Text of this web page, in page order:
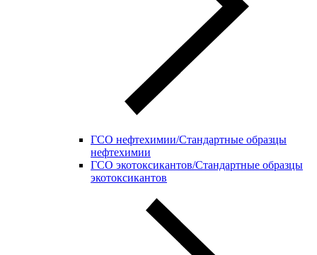
ГСО нефтехимии/Стандартные образцы
нефтехимии
ГСО экотоксикантов/Стандартные образцы
экотоксикантов